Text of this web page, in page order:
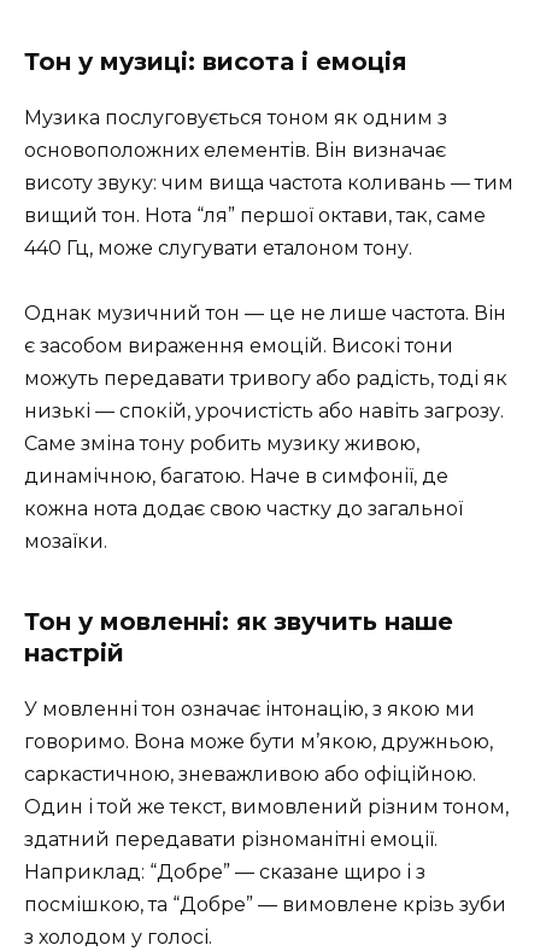
Тон у музиці: висота і емоція
Музика послуговується тоном як одним з
основоположних елементів. Він визначає
висоту звуку: чим вища частота коливань — тим
вищий тон. Нота “ля” першої октави, так, саме
440 Гц, може слугувати еталоном тону.
Однак музичний тон — це не лише частота. Він
є засобом вираження емоцій. Високі тони
можуть передавати тривогу або радість, тоді як
низькі — спокій, урочистість або навіть загрозу.
Саме зміна тону робить музику живою,
динамічною, багатою. Наче в симфонії, де
кожна нота додає свою частку до загальної
мозаїки.
Тон у мовленні: як звучить наше
настрій
У мовленні тон означає інтонацію, з якою ми
говоримо. Вона може бути м’якою, дружньою,
саркастичною, зневажливою або офіційною.
Один і той же текст, вимовлений різним тоном,
здатний передавати різноманітні емоції.
Наприклад: “Добре” — сказане щиро і з
посмішкою, та “Добре” — вимовлене крізь зуби
з холодом у голосі.